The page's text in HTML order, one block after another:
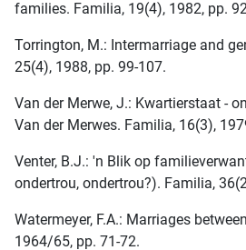
families. Familia, 19(4), 1982, pp.
Torrington, M.: Intermarriage and
25(4), 1988, pp. 99-107.
Van der Merwe, J.: Kwartierstaat -
Van der Merwes. Familia, 16(3),
Venter, B.J.: 'n Blik op
ondertrou, ondertrou?). Familia,
Watermeyer, F.A.: Marriages
1964/65, pp. 71-72.